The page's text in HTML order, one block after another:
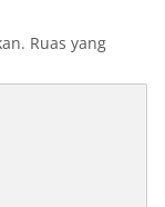
Ruas yang